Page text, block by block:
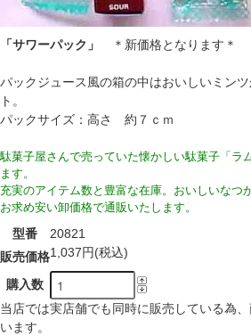
「サワーパック」 ＊新価格となります＊
パックジュース風の箱の中はおいしいミン
ト。
パックサイズ：高さ 約７ｃｍ
駄菓子屋さんで売っていた懐かしい駄菓子「ラ
ます。
充実のアイテム数と豊富な在庫。おいしいなつ
お求め安い卸価格で通販いたします。
型番
20821
販売価格1,037円(税込)
購入数
当店では実店舗でも同時に販売している為
います。